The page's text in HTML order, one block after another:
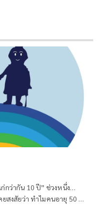
กว่ากัน 10 ปี” ช่วงหนึ่ง…
สงสัยว่า ทำไมคนอายุ 50 ปี